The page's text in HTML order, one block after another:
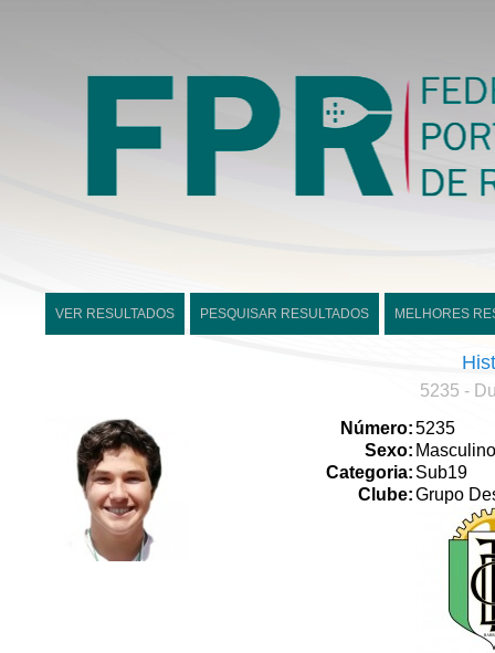
VER RESULTADOS PESQUISAR RESULTADOS MELHORES
5235 -
Número:5235
Sexo: Masculino
Categoria: Sub19
Clube:Grupo